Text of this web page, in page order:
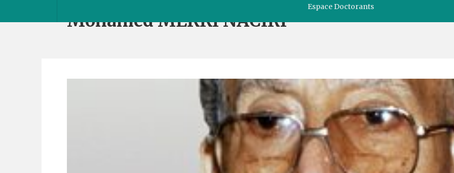
Espace Doctorants
Mohamed MEKKI NACIRI